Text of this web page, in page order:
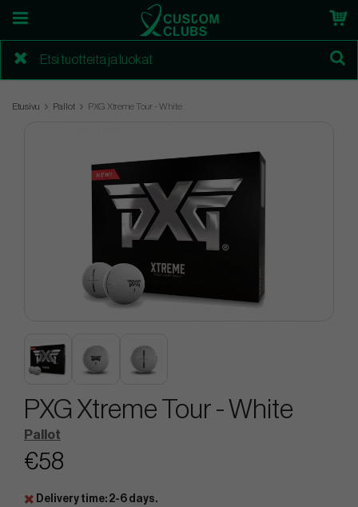
Etusivu Pallot PXG Xtreme Tour - White
PXG Xtreme Tour - White
Pallot
€58
Delivery time: 2-6 days.